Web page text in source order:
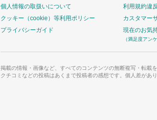
個人情報の取扱いについて
クッキー（cookie）等利用ポリシー
プライバシーガイド
利用規約違
カスタマー
現在のお気
（満足度アン
掲載の情報・画像など、すべてのコンテンツの無断複写・転載を
クチコミなどの投稿はあくまで投稿者の感想です。個人差があ